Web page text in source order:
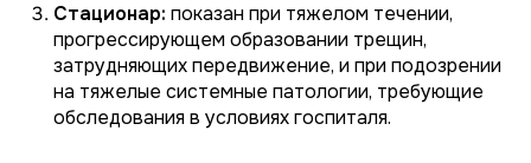
Стационар: показан при тяжелом течении,
прогрессирующем образовании трещин,
затрудняющих передвижение, и при подозрении
на тяжелые системные патологии, требующие
обследования в условиях госпиталя.